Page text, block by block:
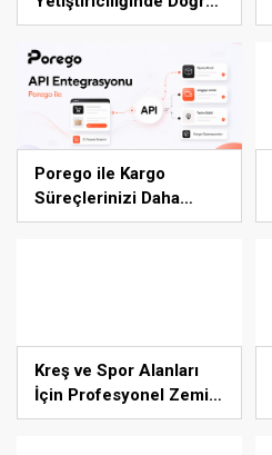
Ekipman ve Ürün Seçimi
Porego ile Kargo
Süreçlerinizi Daha
Kolay Yönetin
Kreş ve Spor Alanları
İçin Profesyonel Zemin
Çözümleri